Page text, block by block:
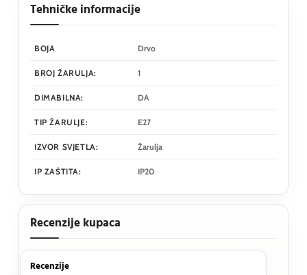
Tehničke informacije
BOJA Drvo
BROJ ŽARULJA: 1
DIMABILNA: DA
TIP ŽARULJE: E27
IZVOR SVJETLA: Žarulja
IP ZAŠTITA: IP20
Recenzije kupaca
Recenzije